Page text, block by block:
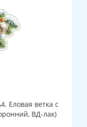
Еловая ветка с
ВД-лак)